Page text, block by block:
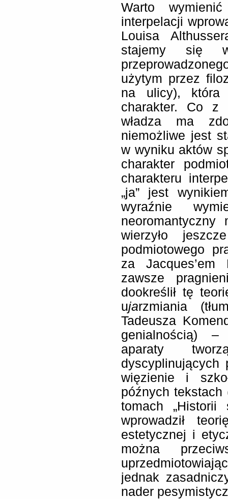
Warto
interpelacji
Louisa
stajemy się
użytym przez
na ulicy), która
charakter. Co z
władza ma
niemożliwe jest
w wyniku aktów
charakter
charakteru
„ja” jest
wyraźnie
neoromantyczny
wierzyło
podmiotowego
za
zawsze
dookreślił tę
ujarzmiania
Tadeusza
genialnością) –
aparaty
dyscyplinujących
więzienie i
późnych
tomach „Historii
wprowadził
estetycznej i
można
jednak
nader